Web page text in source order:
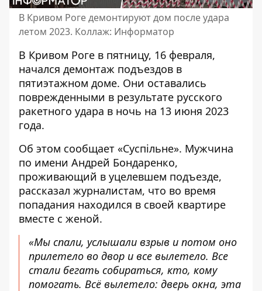
В Кривом Роге демонтируют дом после удара
летом 2023. Коллаж: Информатор
В Кривом Роге в пятницу, 16 февраля,
начался демонтаж подъездов в
пятиэтажном доме. Они оставались
поврежденными в результате русского
ракетного удара в ночь на 13 июня 2023
года.
Об этом сообщает «Суспільне». Мужчина
по имени Андрей Бондаренко,
проживающий в уцелевшем подъезде,
рассказал журналистам, что во время
попадания находился в своей квартире
вместе с женой.
«Мы спали, услышали взрыв и потом оно
прилетело во двор и все вылетело. Все
стали бегать собираться, кто, кому
помогать. Всё вылетело: дверь окна, эта